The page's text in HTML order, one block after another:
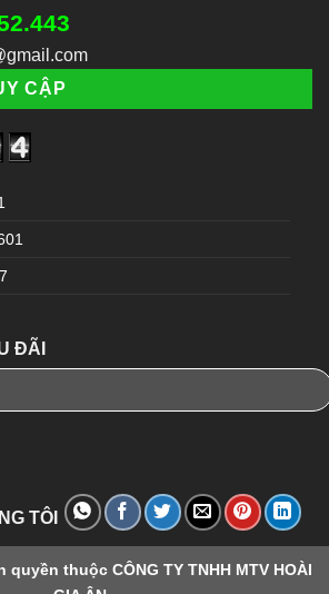
CẬP
ĐÃI
TÔI
quyền thuộc CÔNG TY TNHH MTV HOÀI